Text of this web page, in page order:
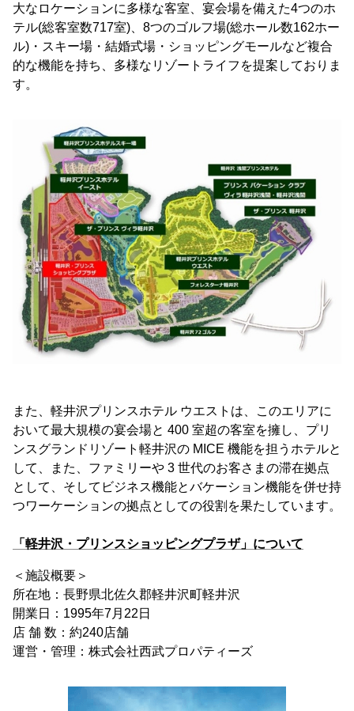
大なロケーションに多様な客室、宴会場を備えた4つのホ
テル(総客室数717室)、8つのゴルフ場(総ホール数162ホー
ル)・スキー場・結婚式場・ショッピングモールなど複合
的な機能を持ち、多様なリゾートライフを提案しておりま
す。
また、軽井沢プリンスホテル ウエストは、このエリアに
おいて最大規模の宴会場と 400 室超の客室を擁し、プリ
ンスグランドリゾート軽井沢の MICE 機能を担うホテルと
して、また、ファミリーや 3 世代のお客さまの滞在拠点
として、そしてビジネス機能とバケーション機能を併せ持
つワーケーションの拠点としての役割を果たしています。
「軽井沢・プリンスショッピングプラザ」について
＜施設概要＞
所在地：長野県北佐久郡軽井沢町軽井沢
開業日：1995年7月22日
店 舗 数：約240店舗
運営・管理：株式会社西武プロパティーズ